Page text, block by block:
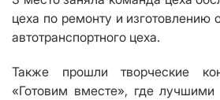
цеха по ремонту и изготовлению
автотранспортного цеха.
Также прошли творческие
«Готовим вместе», где лучшими